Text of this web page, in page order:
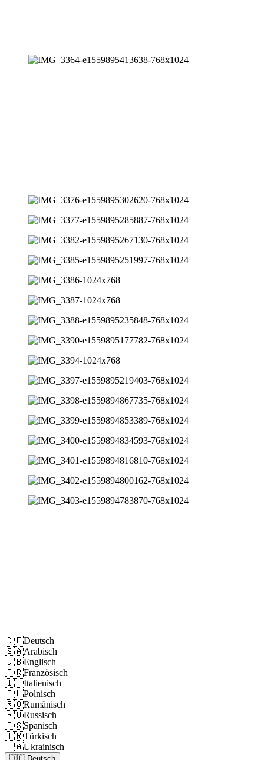
🇩🇪Deutsch
🇸🇦Arabisch
🇬🇧Englisch
🇫🇷Französisch
🇮🇹Italienisch
🇵🇱Polnisch
🇷🇴Rumänisch
🇷🇺Russisch
🇪🇸Spanisch
🇹🇷Türkisch
🇺🇦Ukrainisch